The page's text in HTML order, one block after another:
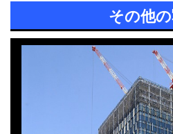
その他